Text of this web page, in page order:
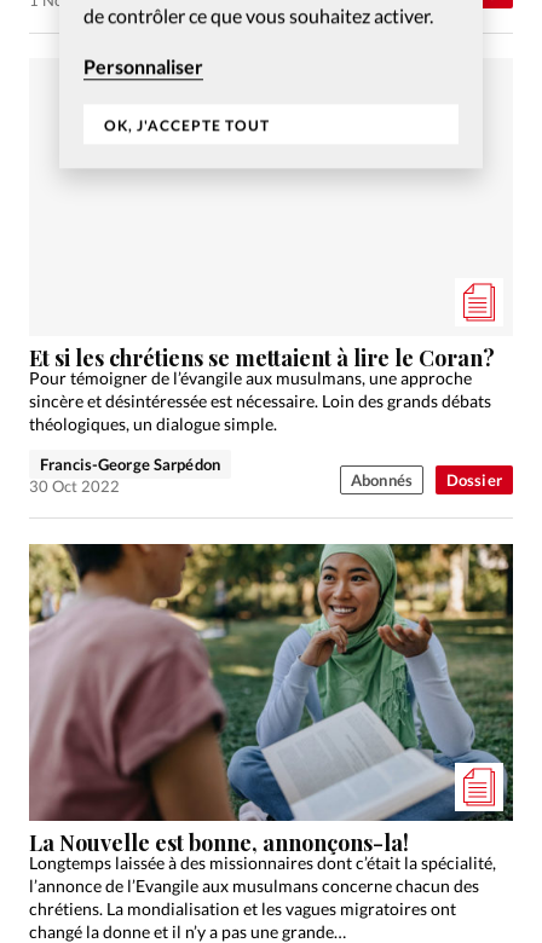
de contrôler ce que vous souhaitez activer.
Personnaliser
OK, J'ACCEPTE TOUT
Dossier
Et si les chrétiens se mettaient à lire le Coran?
Pour témoigner de l’évangile aux musulmans, une approche
sincère et désintéressée est nécessaire. Loin des grands débats
théologiques, un dialogue simple.
Francis-George Sarpédon
30 Oct 2022
Abonnés
La Nouvelle est bonne, annonçons-la!
Longtemps laissée à des missionnaires dont c’était la spécialité,
l’annonce de l’Evangile aux musulmans concerne chacun des
chrétiens. La mondialisation et les vagues migratoires ont
changé la donne et il n’y a pas une grande…